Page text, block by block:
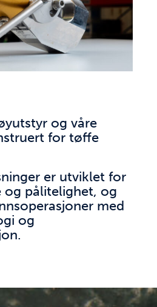
og våre
for tøffe
er utviklet for
og pålitelighet, og
med
og